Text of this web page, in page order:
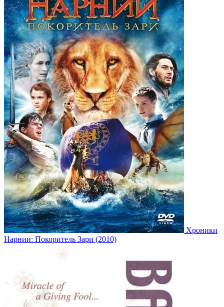
Хроники
Нарнии: Покоритель Зари (2010)